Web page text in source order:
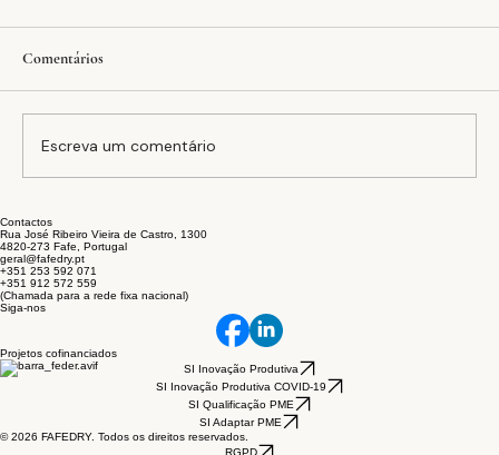
A equação FAFEDRY: inovação, estabilidade e
sustentabilidade no setor têxtil
Comentários
Escreva um comentário
Contactos
Rua José Ribeiro Vieira de Castro, 1300
4820-273 Fafe, Portugal
geral@fafedry.pt
+351 253 592 071
+351 912 572 559
(Chamada para a rede fixa nacional)
Siga-nos
Projetos cofinanciados
SI Inovação Produtiva
SI Inovação Produtiva COVID-19
SI Qualificação PME
SI Adaptar PME
© 2026 FAFEDRY. Todos os direitos reservados.
RGPD